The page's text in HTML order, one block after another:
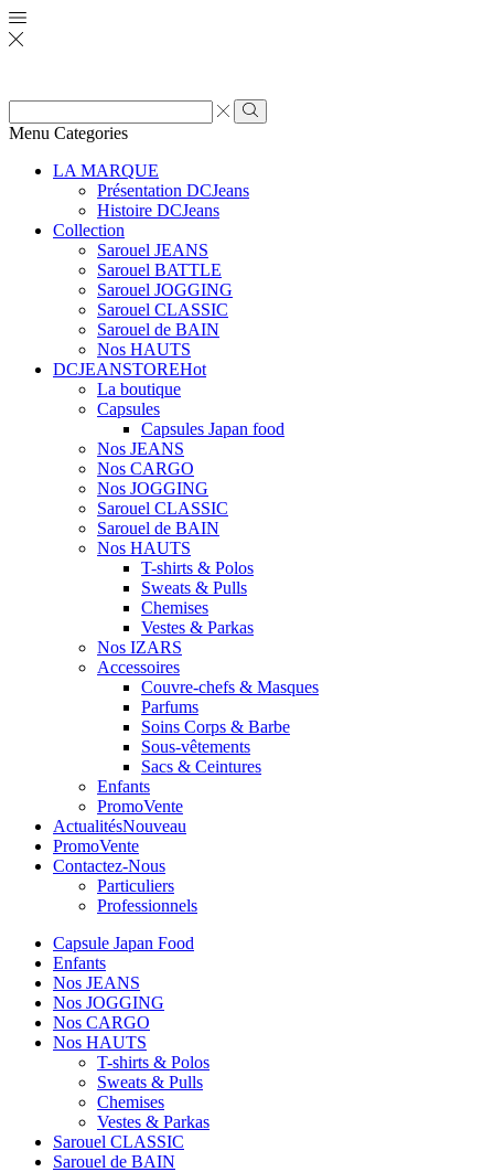
Zone
de
Rechercher
Menu Categories
LA MARQUE
Présentation DCJeans
Histoire DCJeans
Collection
Sarouel JEANS
Sarouel BATTLE
Sarouel JOGGING
Sarouel CLASSIC
Sarouel de BAIN
Nos HAUTS
DCJEANSTOREHot
La boutique
Capsules
Capsules Japan food
Nos JEANS
Nos CARGO
Nos JOGGING
Sarouel CLASSIC
Sarouel de BAIN
Nos HAUTS
T-shirts & Polos
Sweats & Pulls
Chemises
Vestes & Parkas
Nos IZARS
Accessoires
Couvre-chefs & Masques
Parfums
Soins Corps & Barbe
Sous-vêtements
Sacs & Ceintures
Enfants
PromoVente
ActualitésNouveau
PromoVente
Contactez-Nous
Particuliers
Professionnels
Capsule Japan Food
Enfants
Nos JEANS
Nos JOGGING
Nos CARGO
Nos HAUTS
T-shirts & Polos
Sweats & Pulls
Chemises
Vestes & Parkas
Sarouel CLASSIC
Sarouel de BAIN